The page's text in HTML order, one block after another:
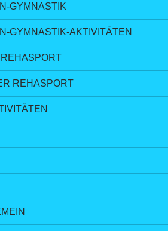
GYMNASTIK
GYMNASTIK-AKTIVITÄTEN
REHASPORT